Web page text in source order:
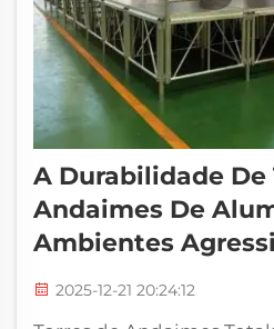
A Durabilidade De
Andaimes De
Ambientes
2025-12-21 20:24:12